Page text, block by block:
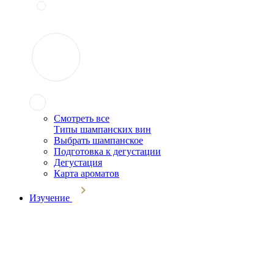
Смотреть все
Типы шампанских вин
Выбрать шампанское
Подготовка к дегустации
Дегустация
Карта ароматов
Изучение